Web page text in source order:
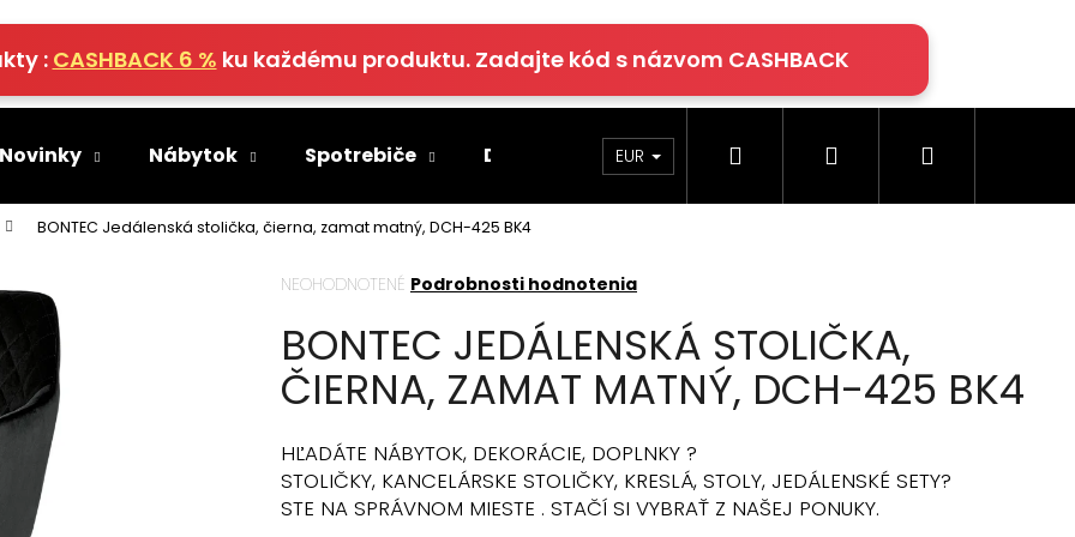
: CASHBACK 6 % ku každému produktu. Zadajte kód s názvom CASHBACK
Nábytok Spotrebiče Dekorácie Klimatizácia Podlahy Egger
EUR Hľadať PrihlásenieNákupný
BONTEC Jedálenská stolička, čierna, zamat matný, DCH-425 BK4
Priemerné
produktu
je
0,0
z
hviezdičiek.
NEOHODNOTENÉ Podrobnosti hodnotenia
BONTEC JEDÁLENSKÁ STOLIČKA,
ČIERNA, ZAMAT MATNÝ, DCH-425 BK4
HĽADÁTE NÁBYTOK, DEKORÁCIE, DOPLNKY ?
STOLIČKY, KANCELÁRSKE STOLIČKY, KRESLÁ, STOLY, JEDÁLENSKÉ SETY?
STE NA SPRÁVNOM MIESTE . STAČÍ SI VYBRAŤ Z NAŠEJ PONUKY.
HĽADAŤ